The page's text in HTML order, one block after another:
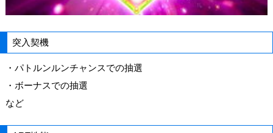
突入契機
・パトルンルンチャンスでの抽選
・ボーナスでの抽選
など